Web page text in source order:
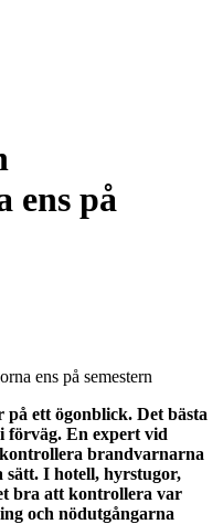
ens på
ens på semestern
ett ögonblick. Det bästa
förväg. En expert vid
brandvarnarna
sätt. I hotell, hyrstugor,
bra att kontrollera var
och nödutgångarna